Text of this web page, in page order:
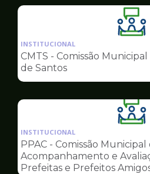
da
INSTITUCIONAL
CMTS - Comissão
de Santos
da
de
INSTITUCIONAL
PPAC - Comissão Municipal
Acompanhamento e
Prefeitas e Prefeitos